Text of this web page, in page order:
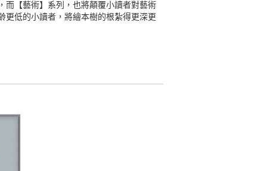
而【藝術】系列，也將顛覆小讀者對藝術
更低的小讀者，將繪本樹的根紮得更深更